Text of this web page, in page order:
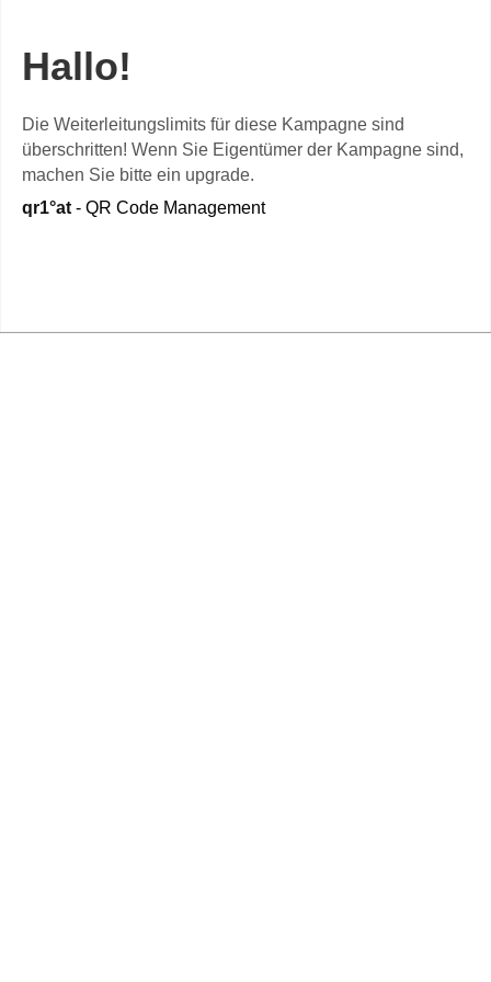
Hallo!
Die Weiterleitungslimits für diese Kampagne sind
überschritten! Wenn Sie Eigentümer der Kampagne sind,
machen Sie bitte ein upgrade.
qr1°at - QR Code Management